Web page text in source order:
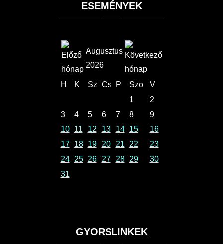
ESEMÉNYEK
Augusztus
2026
H K Sz Cs P Szo
V
1
2
3
4 5 6 7 8
9
10
11 12 13 14 15
16
17
18 19 20 21 22
23
24
25 26 27 28 29
30
31
GYORSLINKEK